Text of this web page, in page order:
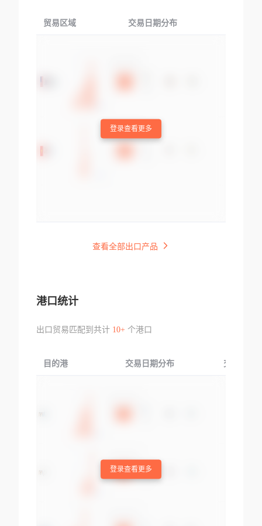
贸易区域 交易日期分布
登录查看更多
查看全部出口产品
港口统计
出口贸易匹配到共计 10+个港口
目的港 交易日期分布 交易产品
登录查看更多